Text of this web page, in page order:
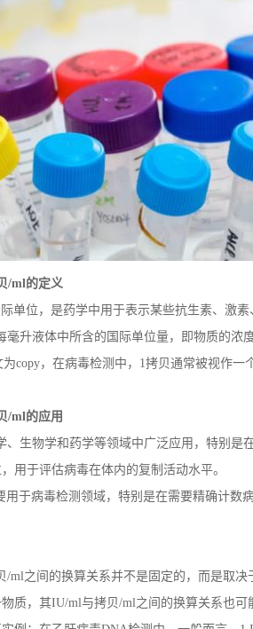
/ml的定义
单位，是药学中用于表示某些抗生素、激
毫升液体中所含的国际单位量，即物质的浓度
copy，在病毒检测中，1拷贝通常被视作
/ml的应用
、生物学和药学等领域中广泛应用，特别是
用于评估病毒在体内的复制活动水平。
用于病毒检测领域，特别是在需要精确计数
/ml之间的换算关系并不是固定的，而是取
质，其IU/ml与拷贝/ml之间的换算关系也可